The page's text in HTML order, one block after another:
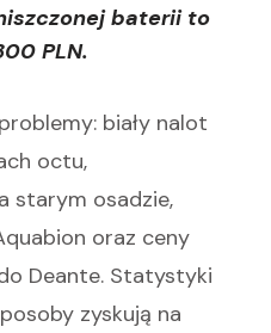
baterii to
PLN.
biały nalot
octu,
starym osadzie,
oraz ceny
Deante. Statystyki
zyskują na